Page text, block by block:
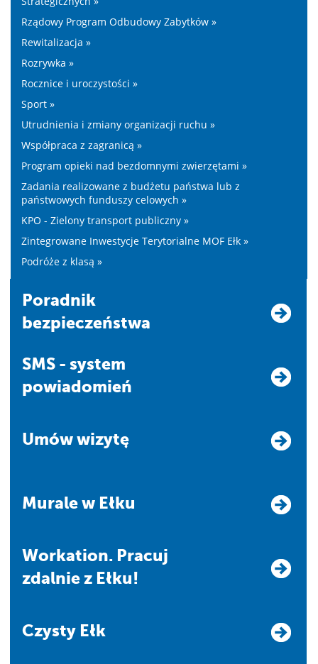
Rządowy Program Odbudowy Zabytków »
Rewitalizacja »
Rozrywka »
Rocznice i uroczystości »
Sport »
Utrudnienia i zmiany organizacji ruchu »
Współpraca z zagranicą »
Program opieki nad bezdomnymi zwierzętami »
Zadania realizowane z budżetu państwa lub z
państwowych funduszy celowych »
KPO - Zielony transport publiczny »
Zintegrowane Inwestycje Terytorialne MOF Ełk »
Podróże z klasą »
Poradnik
bezpieczeństwa
SMS - system
powiadomień
Umów wizytę
Murale w Ełku
Workation. Pracuj
zdalnie z Ełku!
Czysty Ełk